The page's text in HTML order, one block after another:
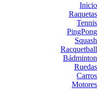
Inicio
Raquetas
Tennis
PingPong
Squash
Racquetball
Bádminton
Ruedas
Carros
Motores